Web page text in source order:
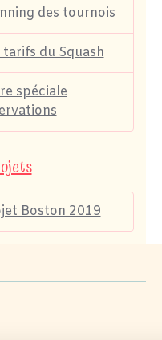
des tournois
tarifs du Squash
spéciale
Boston 2019